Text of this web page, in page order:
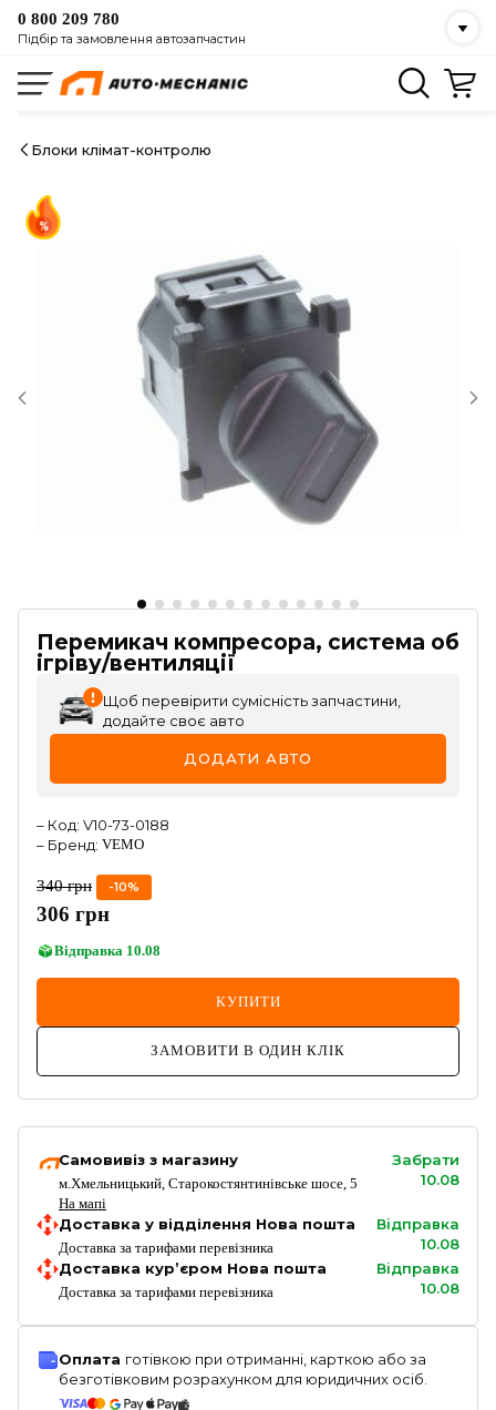
0 800 209 780
Підбір та замовлення автозапчастин
Блоки клімат-контролю
Перемикач компресора, система об
ігріву/вентиляції
Щоб перевірити сумісність запчастини,
додайте своє авто
ДОДАТИ АВТО
– Код: V10-73-0188
– Бренд: VEMO
340 грн -10%
306 грн
Відправка 10.08
КУПИТИ
ЗАМОВИТИ В ОДИН КЛІК
Самовивіз з магазину
м.Хмельницький, Старокостянтинівське шосе, 5
На мапі
Забрати
10.08
Доставка у відділення Нова пошта
Доставка за тарифами перевізника
Відправка
10.08
Доставка кур’єром Нова пошта
Доставка за тарифами перевізника
Відправка
10.08
Оплата готівкою при отриманні, карткою або за
безготівковим розрахунком для юридичних осіб.